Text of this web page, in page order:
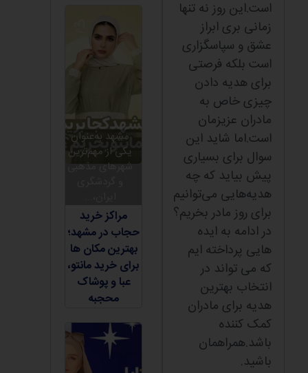
است.این روز نه تنها
زمانی بری ابراز
عشق و سپاسگزاری
است بلکه فرصتی
برای هدیه دادن
چیزی خاص به
مادران عزیزمان
است.اما شاید این
سوال برای بسیاری
پیش بیاید که چه
هدیه‌هایی می‌توانیم
برای روز مادر بخریم؟
در ادامه به ایده
هایی پرداخته ایم
که می تواند در
انتخاب بهترین
هدیه برای مادران
کمک کننده
باشد.همراهمان
باشید.
مشهد به‌عنوان
یکی از مهم‌ترین
شهرهای مذهبی
مراکز خرید
حجاب در مشهد؛
بهترین مکان ها
برای خرید مانتو،
عبا و پوشاک
محجبه